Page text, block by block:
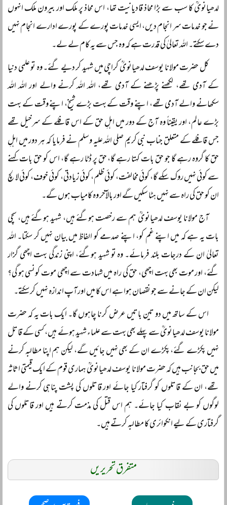
لدھیانویؒ کا سب سے بڑا محاذ قادیانیت تھا، اس محاذ پر ملک اور بیرون ملک انہوں
نے جو خدمات سر انجام دیں، ایسی خدمات پورے کے پورے ادارے انجام نہیں
دے سکتے۔ اللہ تعالیٰ کی قدرت ہے کہ وہ جس سے یہ کام لے لے۔
کل حضرت مولانا یوسف لدھیانویؒ کراچی میں شہید کر دیے گئے۔ وہ تو علمی دنیا
کے آدمی تھے، لکھنے پڑھنے کے آدمی تھے، اللہ اللہ کرنے والے اور اللہ اللہ
سکھانے والے آدمی تھے، اپنے وقت کے بہت بڑے شیخ، اپنے وقت کے بہت
بڑے عالم، اور یقیناً‌ وہ آج کے دور میں اہلِ حق کے اس قافلے کے سرخیل تھے
جس قافلے کے متعلق جناب نبی کریم صلی اللہ علیہ وسلم نے فرمایا کہ ہر دور میں اہلِ
حق کا گروہ رہے گا جو حق بات کہتا رہے گا، حق پر ڈٹا رہے گا، اس کو حق بات کہنے
سے کوئی نہیں روک سکے گا، کوئی مخالفت، کوئی ظلم، کوئی زیادتی، کوئی خوف، کوئی لالچ
ان کو حق کی راہ سے نہیں ہٹا سکیں گے اور بالآخر وہ کامیاب ہوں گے۔
آج مولانا یوسف لدھیانویؒ ہم سے رخصت ہوگئے ہیں، شہید ہوگئے ہیں، سچی
بات یہ ہے کہ میں اپنے غم کو، اپنے صدمے کو الفاظ میں بیان نہیں کر سکتا۔ اللہ
تعالیٰ ان کے درجات بلند فرمائے۔ وہ تو شہید ہوگئے، اپنی زندگی بہت اچھی گزار
گئے، اور موت بھی بہت اچھی، حق کی راہ میں شہادت سے اچھی موت کونسی ہو گی؟
لیکن ان کے جانے سے جو نقصان ہوا ہے اس کا میں اور آپ اندازہ نہیں کر سکتے۔
اس کے ساتھ میں دو تین باتیں عرض کرنا چاہوں گا۔ ایک بات یہ کہ حضرت
مولانا یوسف لدھیانویؒ سے پہلے بھی بہت سے علماء شہید ہوئے ہیں، کسی کے قاتل
نہیں پکڑے گئے، پکڑے ان کے بھی نہیں جائیں گے، لیکن ہم اپنا مطالبہ کرنے
میں حق بجانب ہیں کہ حضرت مولانا یوسف لدھیانویؒ ہماری قوم کے ایک قیمتی اثاثہ
تھے، ان کے قاتلوں کو گرفتار کیا جائے اور قاتلوں کی پشت پناہی کرنے والے
لوگوں کو بے نقاب کیا جائے۔ ہم اس قتل کی مذمت کرتے ہیں اور قاتلوں کی
گرفتاری کے لیے انکوائری کا مطالبہ کرتے ہیں۔
متفرق تحریریں